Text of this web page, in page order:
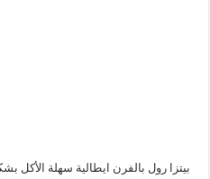
بيتزا رول بالفرن ايطالية سهلة الأكل